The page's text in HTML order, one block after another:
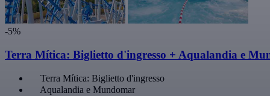
-5%
Terra Mítica: Biglietto d'ingresso + Aqualandia e
Terra Mítica: Biglietto d'ingresso
Aqualandia e Mundomar